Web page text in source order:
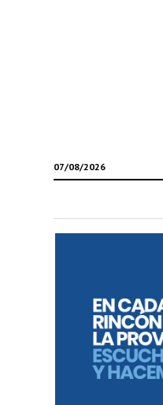
07/08/2026